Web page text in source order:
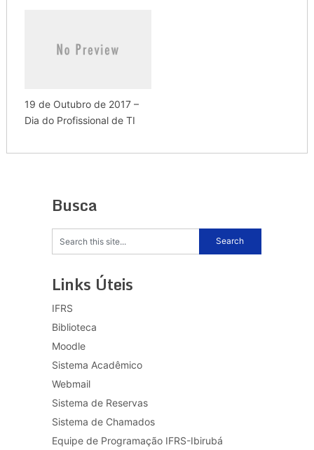
19 de Outubro de 2017 –
Dia do Profissional de TI
Busca
Links Úteis
IFRS
Biblioteca
Moodle
Sistema Acadêmico
Webmail
Sistema de Reservas
Sistema de Chamados
Equipe de Programação IFRS-Ibirubá